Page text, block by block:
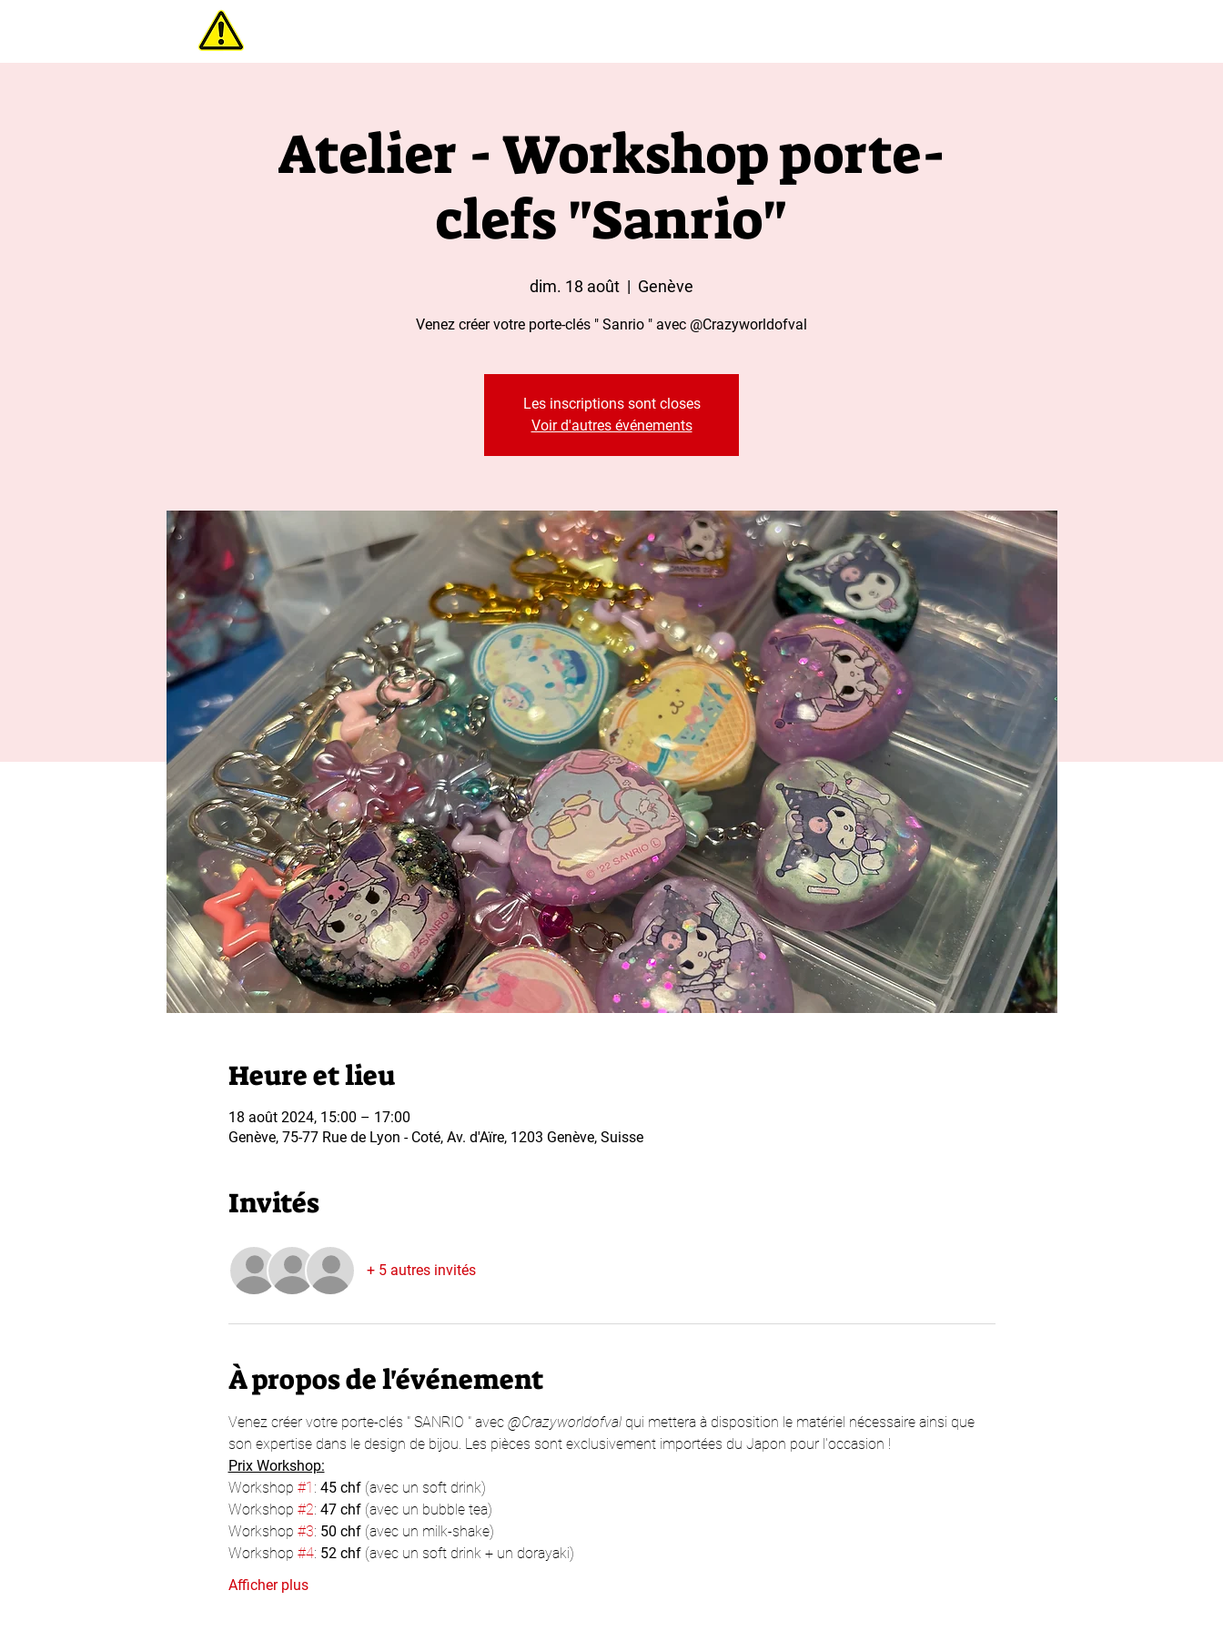
Atelier - Workshop porte-
clefs "Sanrio"
dim. 18 août
  |
Genève
Venez créer votre porte-clés " Sanrio " avec @Crazyworldofval
Les inscriptions sont closes
Voir d'autres événements
Heure et lieu
18 août 2024, 15:00 – 17:00
Genève, 75-77 Rue de Lyon - Coté, Av. d'Aïre, 1203 Genève, Suisse
Invités
+ 5 autres invités
À propos de l'événement
Venez créer votre porte-clés " SANRIO " avec @Crazyworldofval qui mettera à disposition le matériel nécessaire ainsi que
son expertise dans le design de bijou. Les pièces sont exclusivement importées du Japon pour l'occasion !
Prix Workshop:
Workshop #1 : 45 chf (avec un soft drink)
Workshop #2: 47 chf (avec un bubble tea)
Workshop #3: 50 chf (avec un milk-shake)
Workshop #4: 52 chf (avec un soft drink + un dorayaki)
Afficher plus